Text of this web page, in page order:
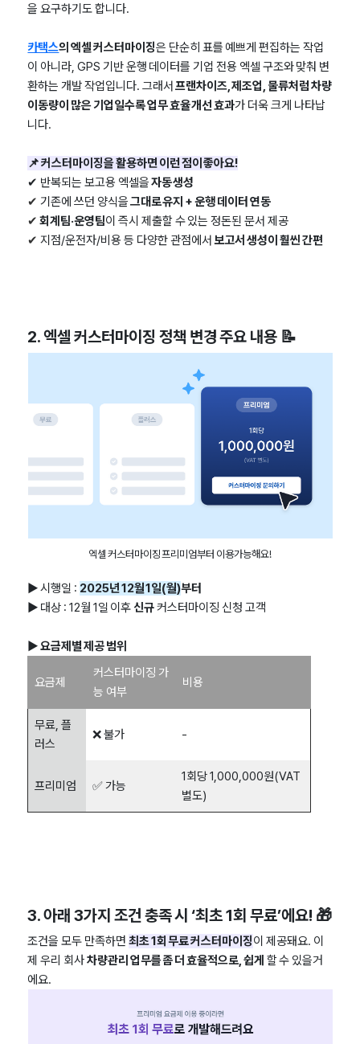
을 요구하기도 합니다.
카택스의 엑셀 커스터마이징은 단순히 표를 예쁘게 편집하는 작업
이 아니라, GPS 기반 운행 데이터를 기업 전용 엑셀 구조와 맞춰 변
환하는 개발 작업입니다. 그래서프랜차이즈, 제조업, 물류처럼 차량
이동량이 많은 기업일수록 업무 효율 개선 효과가 더욱 크게 나타납
니다.
📌 커스터마이징을 활용하면 이런 점이 좋아요!
✔︎ 반복되는 보고용 엑셀을자동 생성
✔︎ 기존에 쓰던 양식을그대로 유지 + 운행 데이터 연동
✔︎ 회계팀·운영팀이 즉시 제출할 수 있는 정돈된 문서 제공
✔︎ 지점/운전자/비용 등 다양한 관점에서보고서 생성이 훨씬 간편
2. 엑셀 커스터마이징 정책 변경 주요 내용 📝
엑셀 커스터마이징 프리미엄부터 이용가능해요!
▶시행일 : 2025년 12월 1일(월)부터
▶ 대상 : 12월 1일 이후 신규커스터마이징 신청 고객
▶ 요금제별 제공 범위
요금제
커스터마이징 가
능 여부
비용
무료, 플
러스
❌ 불가 -
프리미엄 ✅ 가능
1회당 1,000,000원(VAT
별도)
3. 아래 3가지 조건 충족 시 ‘최초 1회 무료’에요! 🎁
조건을 모두 만족하면 최초 1회 무료 커스터마이징이 제공돼요. 이
제 우리 회사차량관리 업무를 좀 더 효율적으로, 쉽게 할 수 있을거
에요.